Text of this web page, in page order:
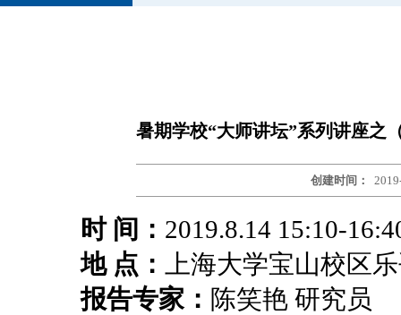
暑期学校“大师讲坛”系列讲座
创建时间：
时 间： 2019.8.14 15:10-
地 点：
上海大学宝山校区
报告专家： 陈笑艳 研究员